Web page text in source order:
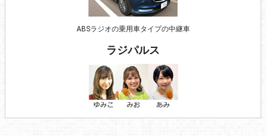
ABSラジオの乗用車タイプの中継車
ラジパルス